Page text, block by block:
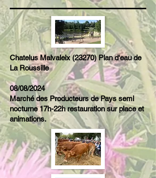
Chatelus Malvaleix (23270) Plan d'eau de
La Roussille
08/08/2024
Marché des Producteurs de Pays semi
nocturne 17h-22h restauration sur place et
animations.